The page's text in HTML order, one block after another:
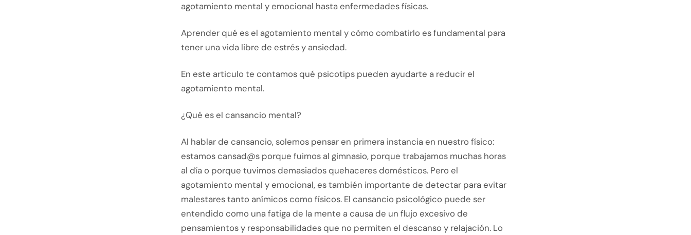
agotamiento mental y emocional hasta enfermedades físicas.
Aprender qué es el agotamiento mental y cómo combatirlo es fundamental para
tener una vida libre de estrés y ansiedad.
En este articulo te contamos qué psicotips pueden ayudarte a reducir el
agotamiento mental.
¿Qué es el cansancio mental?
Al hablar de cansancio, solemos pensar en primera instancia en nuestro físico:
estamos cansad@s porque fuimos al gimnasio, porque trabajamos muchas horas
al día o porque tuvimos demasiados quehaceres domésticos. Pero el
agotamiento mental y emocional, es también importante de detectar para evitar
malestares tanto anímicos como físicos. El cansancio psicológico puede ser
entendido como una fatiga de la mente a causa de un flujo excesivo de
pensamientos y responsabilidades que no permiten el descanso y relajación. Lo